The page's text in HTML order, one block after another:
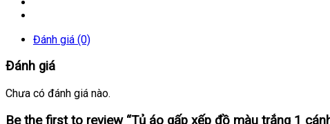
Đánh giá (0)
Đánh giá
Chưa có đánh giá nào.
Be the first to review “Tủ áo gấp xếp đồ màu trắng 1